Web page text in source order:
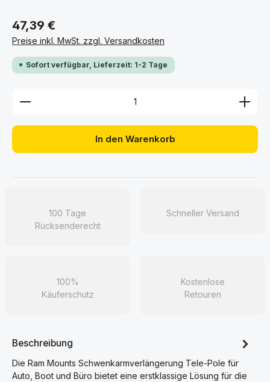
47,39 €
Preise inkl. MwSt. zzgl. Versandkosten
Sofort verfügbar, Lieferzeit: 1-2 Tage
Produkt Anzahl: Gib den gewünschten Wert ein
In den Warenkorb
100 Tage
Rücksenderecht
Schneller Versand
100%
Käuferschutz
Kostenlose
Retouren
Beschreibung
Die Ram Mounts Schwenkarmverlängerung Tele-Pole für
Auto, Boot und Büro bietet eine erstklassige Lösung für die